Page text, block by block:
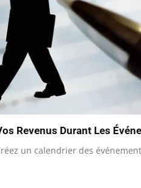
Revenus Durant Les
Créez un calendrier des